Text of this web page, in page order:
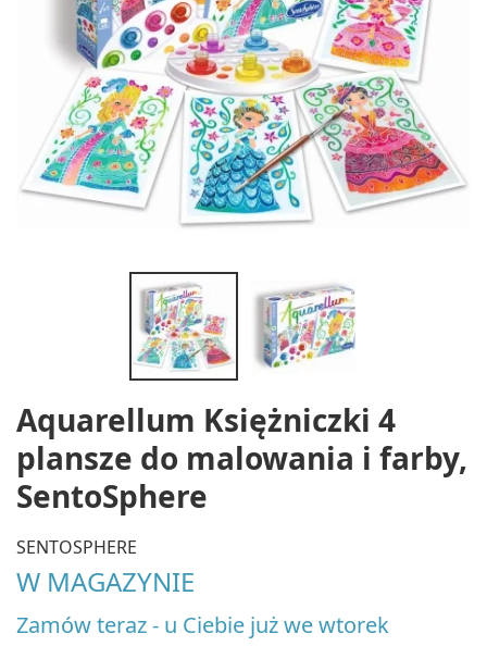
Aquarellum Księżniczki 4
plansze do malowania i farby,
SentoSphere
SENTOSPHERE
W MAGAZYNIE
Zamów teraz - u Ciebie już we wtorek